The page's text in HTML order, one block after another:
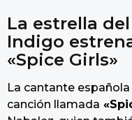
La estrella
Indigo
«Spice Girls»
La cantante española
canción llamada